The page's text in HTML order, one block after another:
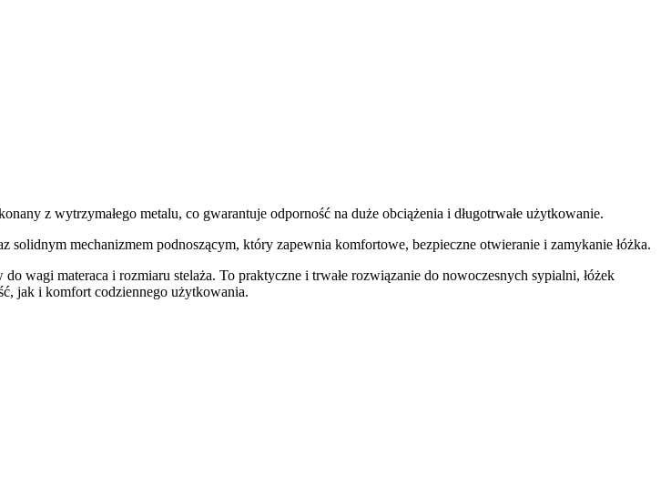
z wytrzymałego metalu, co gwarantuje odporność na duże obciążenia i długotrwałe użytkowanie.
solidnym mechanizmem podnoszącym, który zapewnia komfortowe, bezpieczne otwieranie i zamykanie łóżka.
wagi materaca i rozmiaru stelaża. To praktyczne i trwałe rozwiązanie do nowoczesnych sypialni, łóżek
jak i komfort codziennego użytkowania.